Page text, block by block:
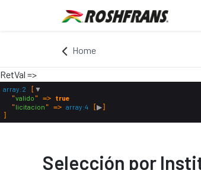
Home
RetVal =>
array:2
▼
  "
valido " => true
  "
licitacion " => array:4 ▶
Selección por